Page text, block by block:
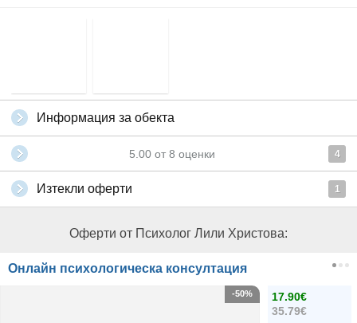
Информация за обекта
5.00 от 8 оценки 4
Изтекли оферти 1
Оферти от Психолог Лили Христова:
Онлайн психологическа консултация
17.90€
35.79€
-50%